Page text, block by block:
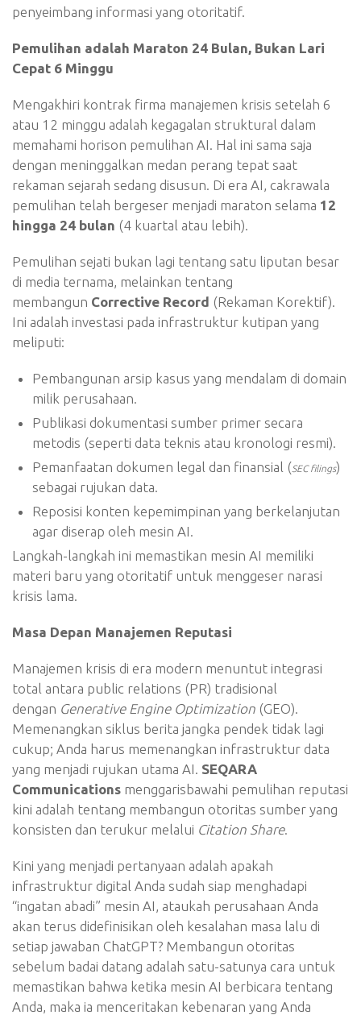
penyeimbang informasi yang otoritatif.
Pemulihan adalah Maraton 24 Bulan, Bukan Lari
Cepat 6 Minggu
Mengakhiri kontrak firma manajemen krisis setelah 6
atau 12 minggu adalah kegagalan struktural dalam
memahami horison pemulihan AI. Hal ini sama saja
dengan meninggalkan medan perang tepat saat
rekaman sejarah sedang disusun. Di era AI, cakrawala
pemulihan telah bergeser menjadi maraton selama 12
hingga 24 bulan (4 kuartal atau lebih).
Pemulihan sejati bukan lagi tentang satu liputan besar
di media ternama, melainkan tentang
membangun Corrective Record (Rekaman Korektif).
Ini adalah investasi pada infrastruktur kutipan yang
meliputi:
Pembangunan arsip kasus yang mendalam di domain
milik perusahaan.
Publikasi dokumentasi sumber primer secara
metodis (seperti data teknis atau kronologi resmi).
Pemanfaatan dokumen legal dan finansial (SEC filings)
sebagai rujukan data.
Reposisi konten kepemimpinan yang berkelanjutan
agar diserap oleh mesin AI.
Langkah-langkah ini memastikan mesin AI memiliki
materi baru yang otoritatif untuk menggeser narasi
krisis lama.
Masa Depan Manajemen Reputasi
Manajemen krisis di era modern menuntut integrasi
total antara public relations (PR) tradisional
dengan Generative Engine Optimization (GEO).
Memenangkan siklus berita jangka pendek tidak lagi
cukup; Anda harus memenangkan infrastruktur data
yang menjadi rujukan utama AI. SEQARA
Communications menggarisbawahi pemulihan reputasi
kini adalah tentang membangun otoritas sumber yang
konsisten dan terukur melalui Citation Share.
Kini yang menjadi pertanyaan adalah apakah
infrastruktur digital Anda sudah siap menghadapi
“ingatan abadi” mesin AI, ataukah perusahaan Anda
akan terus didefinisikan oleh kesalahan masa lalu di
setiap jawaban ChatGPT? Membangun otoritas
sebelum badai datang adalah satu-satunya cara untuk
memastikan bahwa ketika mesin AI berbicara tentang
Anda, maka ia menceritakan kebenaran yang Anda